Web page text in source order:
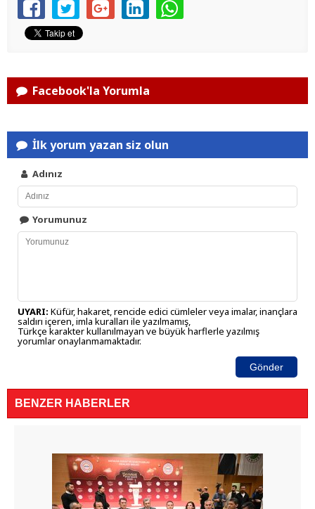
Facebook'la Yorumla
İlk yorum yazan siz olun
Adınız
Yorumunuz
UYARI: Küfür, hakaret, rencide edici cümleler veya imalar, inançlara
saldırı içeren, imla kuralları ile yazılmamış,
Türkçe karakter kullanılmayan ve büyük harflerle yazılmış
yorumlar onaylanmamaktadır.
Gönder
BENZER HABERLER